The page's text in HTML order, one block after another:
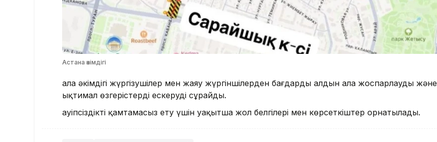
Астана әкімдігі
Қала әкімдігі жүргізушілер мен жаяу жүргіншілерден бағдарды алдын ала жоспарлауды және
ықтимал өзгерістерді ескеруді сұрайды.
Қауіпсіздікті қамтамасыз ету үшін уақытша жол белгілері мен көрсеткіштер орнатылады.